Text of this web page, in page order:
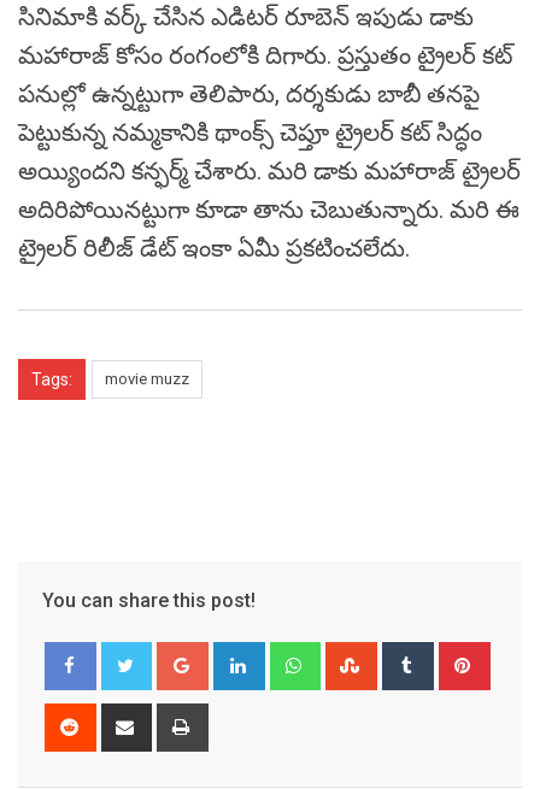
సినిమాకి వర్క్ చేసిన ఎడిటర్ రూబెన్ ఇపుడు డాకు
మహారాజ్ కోసం రంగంలోకి దిగారు. ప్రస్తుతం ట్రైలర్ కట్
పనుల్లో ఉన్నట్టుగా తెలిపారు, దర్శకుడు బాబీ తనపై
పెట్టుకున్న నమ్మకానికి థాంక్స్ చెప్తూ ట్రైలర్ కట్ సిద్ధం
అయ్యిందని కన్ఫర్మ్ చేశారు. మరి డాకు మహారాజ్ ట్రైలర్
అదిరిపోయినట్టుగా కూడా తాను చెబుతున్నారు. మరి ఈ
ట్రైలర్ రిలీజ్ డేట్ ఇంకా ఏమీ ప్రకటించలేదు.
Tags: movie muzz
You can share this post!
Google+ LinkedIn WhatsappStumbleUpon
Tumblr
Reddit
Share